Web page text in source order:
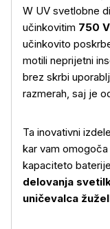
Več o izdelku
W UV svetlobne
učinkovitim 750 V
učinkovito
motili neprijetni
brez skrbi
razmerah, saj je
Ta inovativni
kar vam
kapaciteto baterije
delovanja
uničevalca